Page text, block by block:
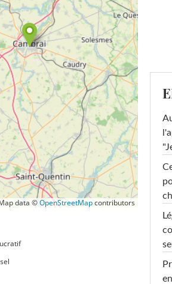
data ©OpenStreetMapcontributors